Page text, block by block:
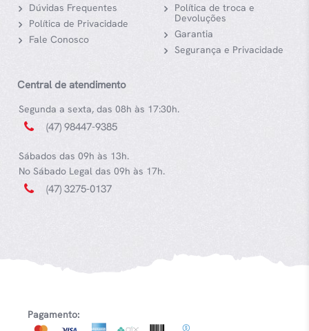
Dúvidas Frequentes
Política de Privacidade
Fale Conosco
Política de troca e
Devoluções
Garantia
Segurança e Privacidade
Central de atendimento
Segunda a sexta, das 08h às 17:30h.
(47) 98447-9385
Sábados das 09h às 13h.
No Sábado Legal das 09h às 17h.
(47) 3275-0137
Pagamento: